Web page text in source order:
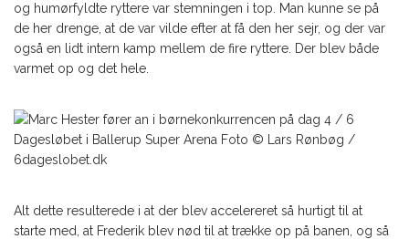
og humørfyldte ryttere var stemningen i top. Man kunne se på
de her drenge, at de var vilde efter at få den her sejr, og der var
også en lidt intern kamp mellem de fire ryttere. Der blev både
varmet op og det hele.
Alt dette resulterede i at der blev accelereret så hurtigt til at
starte med, at Frederik blev nød til at trække op på banen, og så